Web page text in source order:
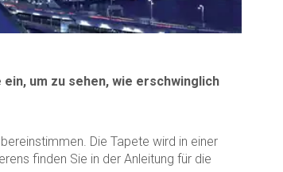
um zu sehen, wie erschwinglich
Die Tapete wird in einer
finden Sie in der Anleitung für die